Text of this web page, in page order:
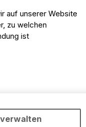
auf unserer Website
zu welchen
ist
Angebots,